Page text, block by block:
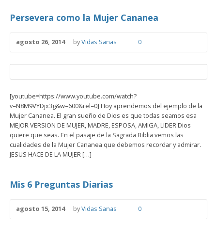
Persevera como la Mujer Cananea
agosto 26, 2014 byVidas Sanas 0
[youtube=https://www.youtube.com/watch?
v=N8M9VYDjx3g&w=600&rel=0] Hoy aprendemos del ejemplo de la
Mujer Cananea. El gran sueño de Dios es que todas seamos esa
MEJOR VERSION DE MUJER, MADRE, ESPOSA, AMIGA, LIDER Dios
quiere que seas. En el pasaje de la Sagrada Biblia vemos las
cualidades de la Mujer Cananea que debemos recordar y admirar.
JESUS HACE DE LA MUJER […]
Mis 6 Preguntas Diarias
agosto 15, 2014 byVidas Sanas 0